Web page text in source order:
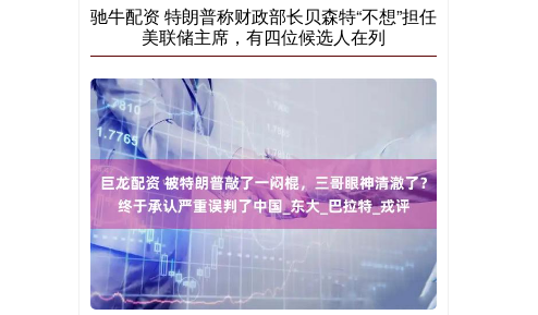
驰牛配资 特朗普称财政部长贝森特“不想”担任
美联储主席，有四位候选人在列